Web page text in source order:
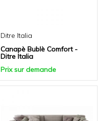
Ditre Italia
Canapè Bublè Comfort -
Ditre Italia
Prix sur demande